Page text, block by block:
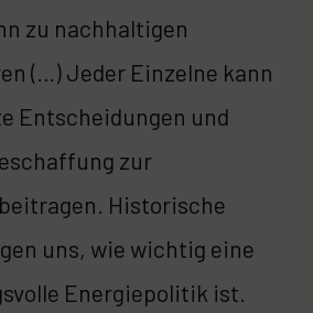
zu nachhaltigen
(…) Jeder Einzelne kann
Entscheidungen und
zur
Historische
uns, wie wichtig eine
Energiepolitik ist.